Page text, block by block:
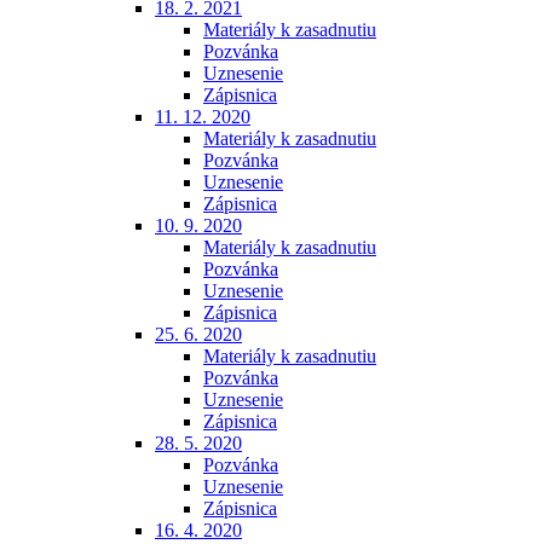
18. 2. 2021
Materiály k zasadnutiu
Pozvánka
Uznesenie
Zápisnica
11. 12. 2020
Materiály k zasadnutiu
Pozvánka
Uznesenie
Zápisnica
10. 9. 2020
Materiály k zasadnutiu
Pozvánka
Uznesenie
Zápisnica
25. 6. 2020
Materiály k zasadnutiu
Pozvánka
Uznesenie
Zápisnica
28. 5. 2020
Pozvánka
Uznesenie
Zápisnica
16. 4. 2020